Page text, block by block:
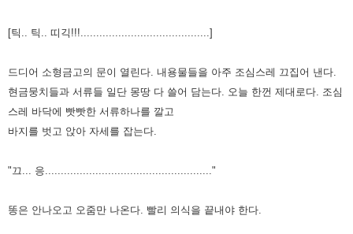
[틱.. 틱.. 띠긱!!!.........................................]
드디어 소형금고의 문이 열린다. 내용물들을 아주 조심스레 끄집어 낸다.
현금뭉치들과 서류들 일단 몽땅 다 쓸어 담는다. 오늘 한껀 제대로다. 조심
스레 바닥에 빳빳한 서류하나를 깔고
바지를 벗고 앉아 자세를 잡는다.
"끄... 응....................................................."
똥은 안나오고 오줌만 나온다. 빨리 의식을 끝내야 한다.